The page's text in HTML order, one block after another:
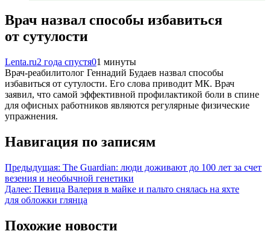
Врач назвал способы избавиться
от сутулости
Lenta.ru2 года спустя01 минуты
Врач-реабилитолог Геннадий Будаев назвал способы
избавиться от сутулости. Его слова приводит МК. Врач
заявил, что самой эффективной профилактикой боли в спине
для офисных работников являются регулярные физические
упражнения.
Навигация по записям
Предыдущая: The Guardian: люди доживают до 100 лет за счет
везения и необычной генетики
Далее: Певица Валерия в майке и пальто снялась на яхте
для обложки глянца
Похожие новости